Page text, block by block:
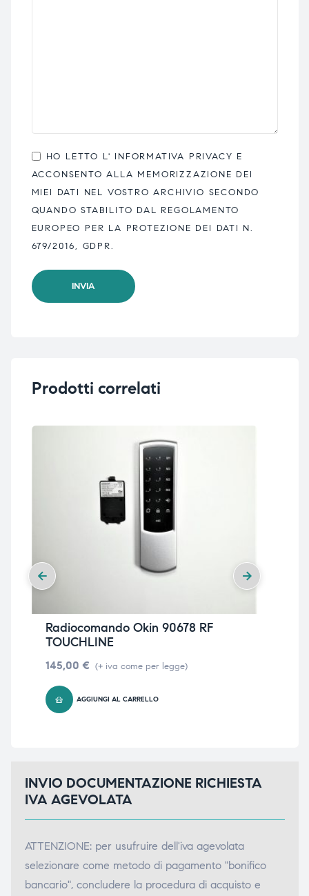
HO LETTO L' INFORMATIVA PRIVACY E
ACCONSENTO ALLA MEMORIZZAZIONE DEI
MIEI DATI NEL VOSTRO ARCHIVIO SECONDO
QUANDO STABILITO DAL REGOLAMENTO
EUROPEO PER LA PROTEZIONE DEI DATI N.
679/2016, GDPR.
Prodotti correlati
Radiocomando Okin 90678 RF
TOUCHLINE
145,00 € (+ iva come per legge)
AGGIUNGI AL CARRELLO
INVIO DOCUMENTAZIONE RICHIESTA
IVA AGEVOLATA
ATTENZIONE: per usufruire dell'iva agevolata
selezionare come metodo di pagamento "bonifico
bancario", concludere la procedura di acquisto e